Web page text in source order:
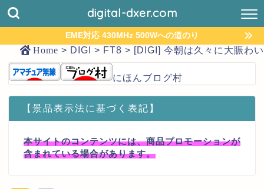
digital-dxer.com
EME対応 430MHz 500Wへの道のり
Home > DIGI > FT8 > [DIGI] 今朝は久々に大賑わい
にほんブログ村
【景品表示法に基づく表記】
本サイトのコンテンツには、商品プロモーションが
含まれている場合があります。